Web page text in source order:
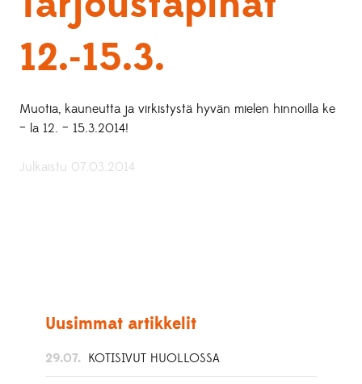
12.-15.3.
Muotia, kauneutta ja virkistystä hyvän mielen hinnoilla ke
– la 12. – 15.3.2014!
Julkaistu 07.03.2014
Uusimmat artikkelit
29.07. KOTISIVUT HUOLLOSSA